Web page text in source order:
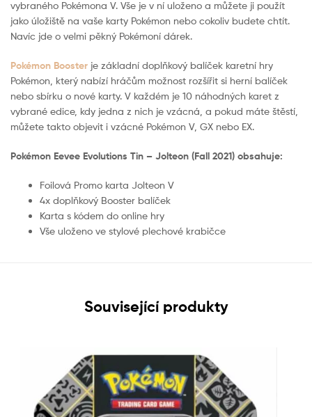
vybraného Pokémona V. Vše je v ní uloženo a můžete ji použít
jako úložiště na vaše karty Pokémon nebo cokoliv budete chtít.
Navíc jde o velmi pěkný Pokémoní dárek.
Pokémon Booster je základní doplňkový balíček karetní hry
Pokémon, který nabízí hráčům možnost rozšířit si herní balíček
nebo sbírku o nové karty. V každém je 10 náhodných karet z
vybrané edice, kdy jedna z nich je vzácná, a pokud máte štěstí,
můžete takto objevit i vzácné Pokémon V, GX nebo EX.
Pokémon Eevee Evolutions Tin – Jolteon (Fall 2021) obsahuje:
Foilová Promo karta Jolteon V
4x doplňkový Booster balíček
Karta s kódem do online hry
Vše uloženo ve stylové plechové krabičce
Související produkty